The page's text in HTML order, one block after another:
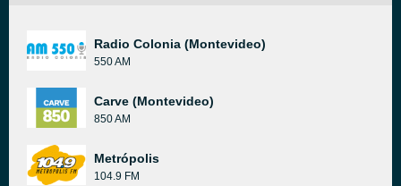
Radio Colonia (Montevideo)
550 AM
Carve (Montevideo)
850 AM
Metrópolis
104.9 FM